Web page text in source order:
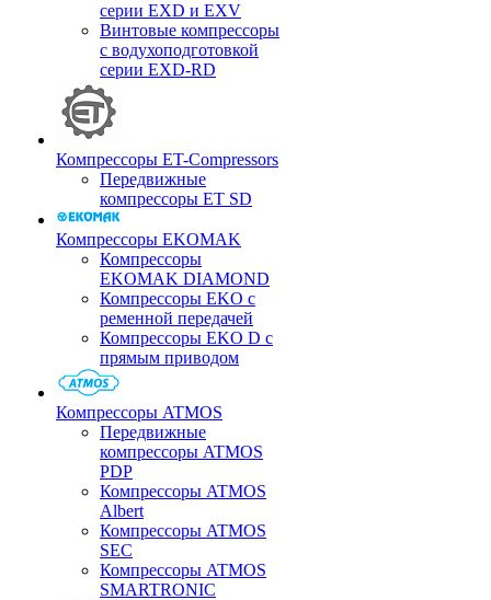
серии EXD и EXV
Винтовые компрессоры
с водухоподготовкой
серии EXD-RD
Компрессоры ET-Compressors
Передвижные
компрессоры ET SD
Компрессоры EKOMAK
Компрессоры
EKOMAK DIAMOND
Компрессоры EKO c
ременной передачей
Компрессоры EKO D с
прямым приводом
Компрессоры ATMOS
Передвижные
компрессоры ATMOS
PDP
Компрессоры ATMOS
Albert
Компрессоры ATMOS
SEC
Компрессоры ATMOS
SMARTRONIC